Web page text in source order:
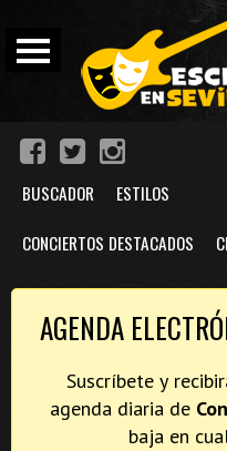
BUSCADOR ESTILOS
CONCIERTOS DESTACADOS
AGENDA
Suscríbete y
agenda diaria de
baja en